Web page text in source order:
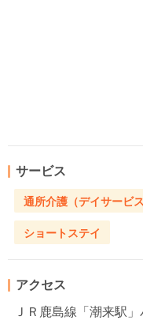
サービス
通所介護（デイサービス
ショートステイ
アクセス
ＪＲ鹿島線「潮来駅